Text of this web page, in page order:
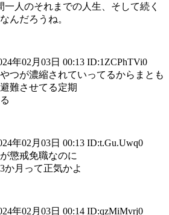
一人のそれまでの人生、そして続く
んだろうね。
年02月03日 00:13 ID:1ZCPhTVi0
つが濃縮されていってるからまとも
難させてる定期
年02月03日 00:13 ID:t.Gu.Uwq0
懲戒免職なのに
か月って正気かよ
年02月03日 00:14 ID:qzMiMvrj0